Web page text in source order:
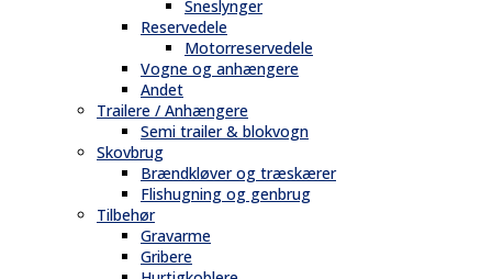
Sneslynger
Reservedele
Motorreservedele
Vogne og anhængere
Andet
Trailere / Anhængere
Semi trailer & blokvogn
Skovbrug
Brændkløver og træskærer
Flishugning og genbrug
Tilbehør
Gravarme
Gribere